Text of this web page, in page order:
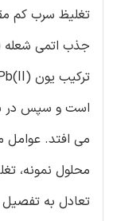
تغلیظ سرب کم